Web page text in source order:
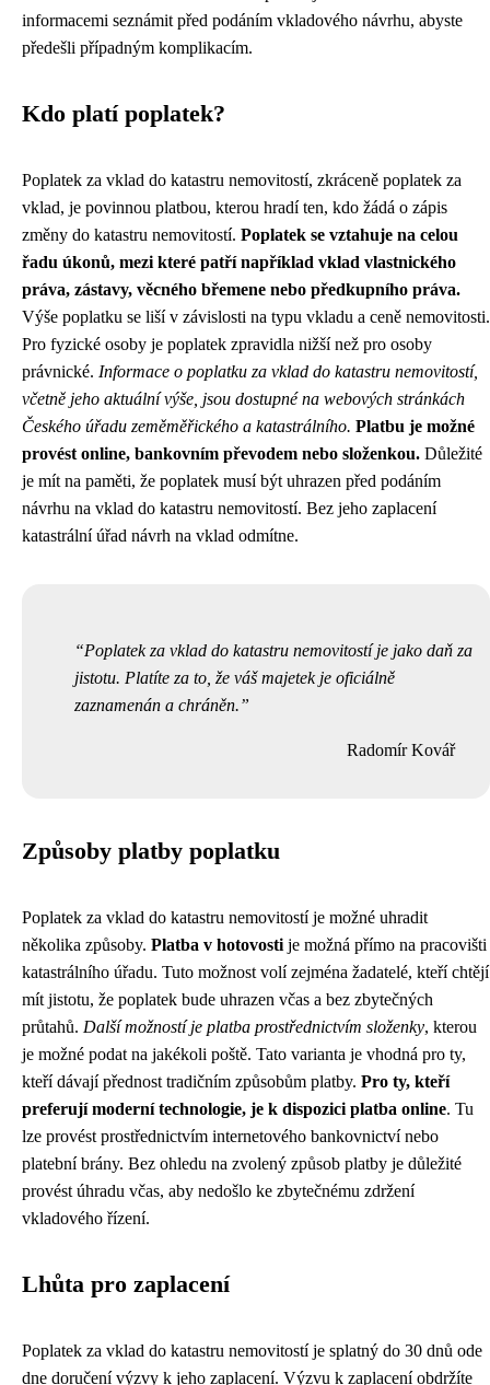
informacemi seznámit před podáním vkladového návrhu, abyste
předešli případným komplikacím.
Kdo platí poplatek?
Poplatek za vklad do katastru nemovitostí, zkráceně poplatek za
vklad, je povinnou platbou, kterou hradí ten, kdo žádá o zápis
změny do katastru nemovitostí. Poplatek se vztahuje na celou
řadu úkonů, mezi které patří například vklad vlastnického
práva, zástavy, věcného břemene nebo předkupního práva.
Výše poplatku se liší v závislosti na typu vkladu a ceně nemovitosti.
Pro fyzické osoby je poplatek zpravidla nižší než pro osoby
právnické. Informace o poplatku za vklad do katastru nemovitostí,
včetně jeho aktuální výše, jsou dostupné na webových stránkách
Českého úřadu zeměměřického a katastrálního. Platbu je možné
provést online, bankovním převodem nebo složenkou. Důležité
je mít na paměti, že poplatek musí být uhrazen před podáním
návrhu na vklad do katastru nemovitostí. Bez jeho zaplacení
katastrální úřad návrh na vklad odmítne.
Poplatek za vklad do katastru nemovitostí je jako daň za
jistotu. Platíte za to, že váš majetek je oficiálně
zaznamenán a chráněn.
Radomír Kovář
Způsoby platby poplatku
Poplatek za vklad do katastru nemovitostí je možné uhradit
několika způsoby. Platba v hotovosti je možná přímo na pracovišti
katastrálního úřadu. Tuto možnost volí zejména žadatelé, kteří chtějí
mít jistotu, že poplatek bude uhrazen včas a bez zbytečných
průtahů. Další možností je platba prostřednictvím složenky, kterou
je možné podat na jakékoli poště. Tato varianta je vhodná pro ty,
kteří dávají přednost tradičním způsobům platby. Pro ty, kteří
preferují moderní technologie, je k dispozici platba online. Tu
lze provést prostřednictvím internetového bankovnictví nebo
platební brány. Bez ohledu na zvolený způsob platby je důležité
provést úhradu včas, aby nedošlo ke zbytečnému zdržení
vkladového řízení.
Lhůta pro zaplacení
Poplatek za vklad do katastru nemovitostí je splatný do 30 dnů ode
dne doručení výzvy k jeho zaplacení. Výzvu k zaplacení obdržíte